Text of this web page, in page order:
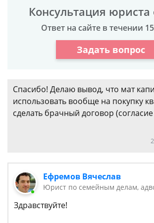
Консультация
Ответ на сайте в течении
Задать вопрос
Спасибо! Делаю вывод, что мат
использовать вообще на покупку
сделать брачный договор (согласие
Ефремов Вячеслав
Юрист по семейным делам,
Здравствуйте!